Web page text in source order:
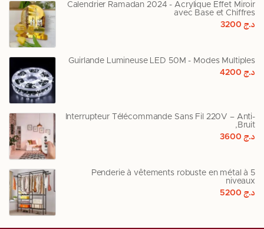
Calendrier Ramadan 2024 - Acrylique Effet Miroir
avec Base et Chiffres
د.ج3200
Guirlande Lumineuse LED 50M - Modes Multiples
د.ج4200
Interrupteur Télécommande Sans Fil 220V – Anti-
Bruit,
د.ج3600
Penderie à vêtements robuste en métal à 5
niveaux
د.ج5200